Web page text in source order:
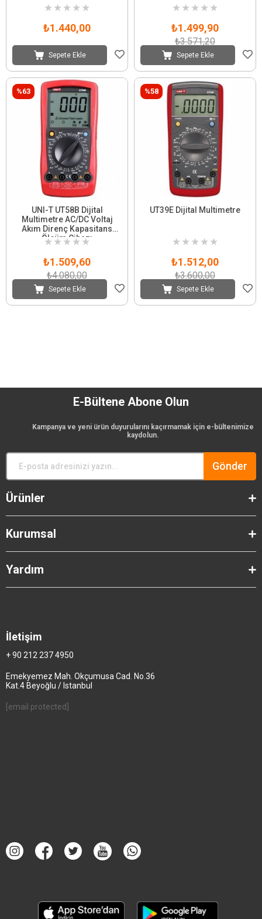
★ ★ ★ ★ ★
₺1.440,00
Sepete Ekle
★ ★ ★ ★ ★
₺1.499,90
₺3.571,20
Sepete Ekle
UNI-T UT58B Dijital
Multimetre AC/DC Voltaj
Akım Direnç Kapasitans
Ölçüm Cihazı
★ ★ ★ ★ ★
₺1.509,60
₺4.080,00
Sepete Ekle
%63
UT39E Dijital Multimetre
★ ★ ★ ★ ★
₺1.512,00
₺3.600,00
Sepete Ekle
%58
E-Bültene Abone Olun
Kampanya ve yeni ürün duyurularını kaçırmamak için e-bültenimize
kaydolun.
Gönder
Ürünler
Kurumsal
Yardım
İletişim
+ 90 212 237 4950
Emekyemez Mah. Okçumusa Cad. No.36
Kat.4 Beyoğlu / Istanbul
[email protected]